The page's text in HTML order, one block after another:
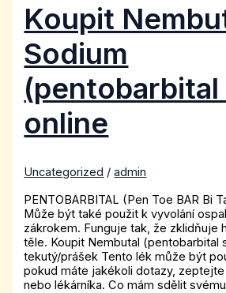
Koupit
Sodium
online
Uncategorized /admin
PENTOBARBITAL (Pen Toe BAR Bi
Může být také použit k vyvolání
zákrokem. Funguje tak, že zklidňuje
těle. Koupit Nembutal (pentobarbital
tekutý/prášek Tento lék může být
pokud máte jakékoli dotazy,
nebo lékárníka. Co mám sdělit svému